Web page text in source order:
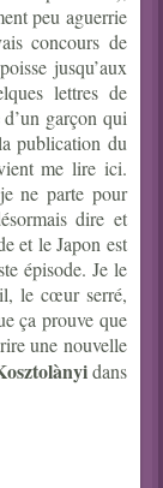
peu aguerrie
concours de
jusqu’aux
lettres de
garçon qui
publication du
me lire ici.
ne parte pour
dire et
et le Japon est
épisode. Je le
le cœur serré,
ça prouve que
une nouvelle
dans